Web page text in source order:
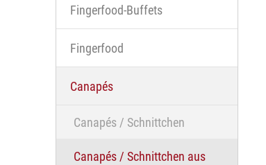
Fingerfood-Buffets
Fingerfood
Canapés
Canapés / Schnittchen
Canapés / Schnittchen aus